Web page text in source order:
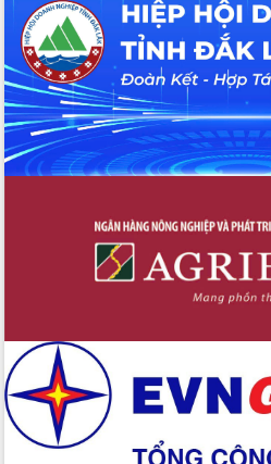
Tháo gỡ những vướng mắc, đẩy mạnh
công tác cải cách thủ tục hành chính
tại Trung tâm Phục vụ hành chính
công tỉnh
Đắk Lắk: Tôn vinh 46 giải pháp tại Hội
thi Sáng tạo Kỹ thuật 2024 - 2025
Đắk Lắk rà soát, điều chỉnh Đề án 190
Trương Công Thái kiểm tra thực địa
Dự án cao tốc Khánh Hòa - Buôn Ma
Định vị cà phê Việt Nam như một “di
Xây dựng nông thôn mới: Nâng cao đời
sống người dân từ những mô hình thiết
thực
Quyết liệt tháo gỡ vướng mắc, đẩy
nhanh tiến độ các dự án trọng điểm